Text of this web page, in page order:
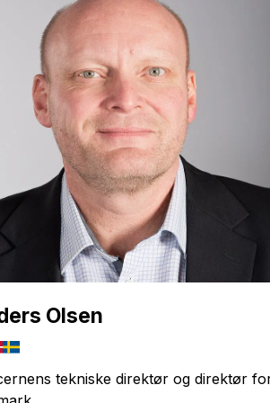
Olsen
tekniske direktør og direktør